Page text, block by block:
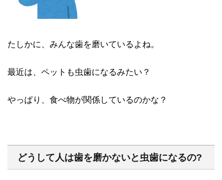
たしかに、みんな歯を磨いているよね。
最近は、ペットも虫歯になるみたい？
やっぱり、食べ物が関係しているのかな？
どうして人は歯を磨かないと虫歯になるの?